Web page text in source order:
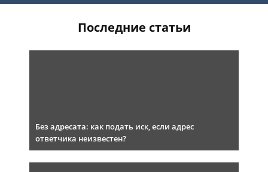
Последние статьи
Без адресата: как подать иск, если адрес
ответчика неизвестен?